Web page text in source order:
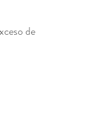
de